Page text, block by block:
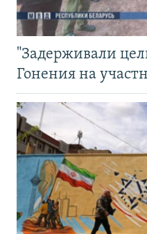
"Задерживали
Гонения на